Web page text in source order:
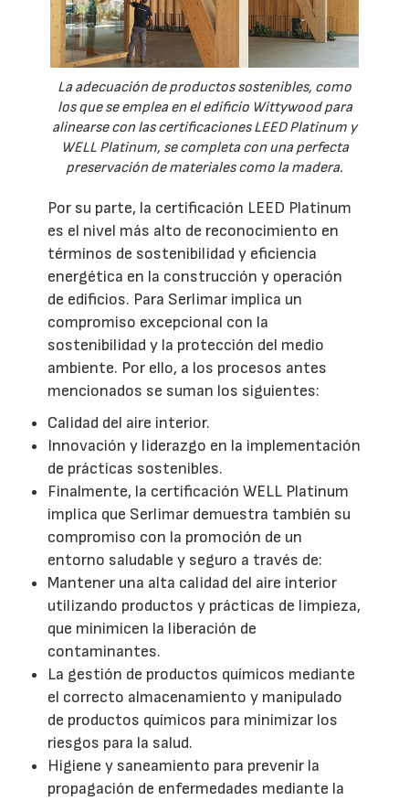
La adecuación de productos sostenibles, como
los que se emplea en el edificio Wittywood para
alinearse con las certificaciones LEED Platinum y
WELL Platinum, se completa con una perfecta
preservación de materiales como la madera.
Por su parte, la certificación LEED Platinum
es el nivel más alto de reconocimiento en
términos de sostenibilidad y eficiencia
energética en la construcción y operación
de edificios. Para Serlimar implica un
compromiso excepcional con la
sostenibilidad y la protección del medio
ambiente. Por ello, a los procesos antes
mencionados se suman los siguientes:
Calidad del aire interior.
Innovación y liderazgo en la implementación
de prácticas sostenibles.
Finalmente, la certificación WELL Platinum
implica que Serlimar demuestra también su
compromiso con la promoción de un
entorno saludable y seguro a través de:
Mantener una alta calidad del aire interior
utilizando productos y prácticas de limpieza,
que minimicen la liberación de
contaminantes.
La gestión de productos químicos mediante
el correcto almacenamiento y manipulado
de productos químicos para minimizar los
riesgos para la salud.
Higiene y saneamiento para prevenir la
propagación de enfermedades mediante la